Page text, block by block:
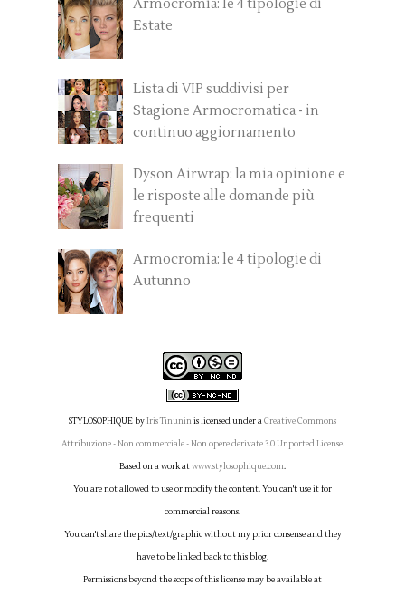
Armocromia: le 4 tipologie di
Estate
Lista di VIP suddivisi per
Stagione Armocromatica - in
continuo aggiornamento
Dyson Airwrap: la mia opinione e
le risposte alle domande più
frequenti
Armocromia: le 4 tipologie di
Autunno
STYLOSOPHIQUEbyIris Tinuninis licensed under aCreative Commons
Attribuzione - Non commerciale - Non opere derivate 3.0 Unported License.
Based on a work atwww.stylosophique.com.
You are not allowed to use or modify the content. You can't use it for
commercial reasons.
You can't share the pics/text/graphic without my prior consense and they
have to be linked back to this blog.
Permissions beyond the scope of this license may be available at